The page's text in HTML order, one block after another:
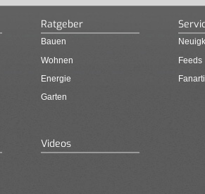
Ratgeber
Bauen
Wohnen
Energie
Garten
Feeds
Videos